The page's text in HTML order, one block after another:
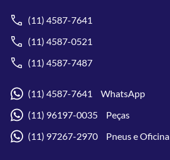
(11) 4587-7641
(11) 4587-0521
(11) 4587-7487
(11) 4587-7641 WhatsApp
(11) 96197-0035 Peças
(11) 97267-2970 Pneus e Oficina